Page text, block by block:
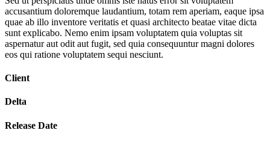
accusantium doloremque laudantium, totam rem aperiam, eaque ipsa
quae ab illo inventore veritatis et quasi architecto beatae vitae dicta
sunt explicabo. Nemo enim ipsam voluptatem quia voluptas sit
aspernatur aut odit aut fugit, sed quia consequuntur magni dolores
eos qui ratione voluptatem sequi nesciunt.
Client
Delta
Release Date